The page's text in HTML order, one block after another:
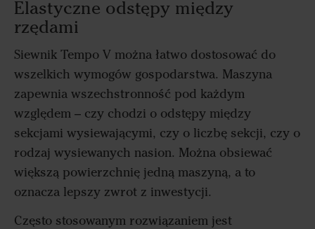
Elastyczne odstępy między
rzędami
Siewnik Tempo V można łatwo dostosować do
wszelkich wymogów gospodarstwa. Maszyna
zapewnia wszechstronność pod każdym
względem – czy chodzi o odstępy między
sekcjami wysiewającymi, czy o liczbę sekcji, czy o
rodzaj wysiewanych nasion. Można obsiewać
większą powierzchnię jedną maszyną, a to
oznacza lepszy zwrot z inwestycji.
Często stosowanym rozwiązaniem jest